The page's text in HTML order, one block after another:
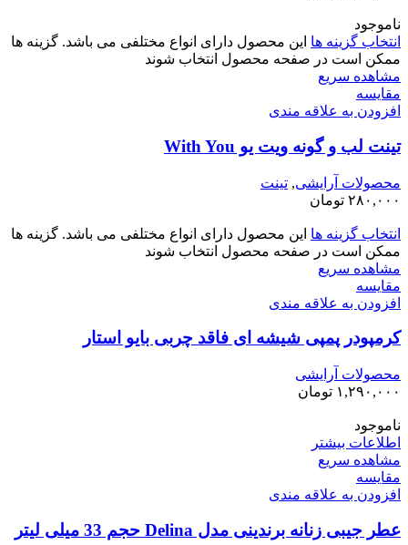
ناموجود
انتخاب گزینه ها این محصول دارای انواع مختلفی می باشد. گزینه ها
ممکن است در صفحه محصول انتخاب شوند
مشاهده سریع
مقایسه
افزودن به علاقه مندی
تینت لب و گونه ویت یو With You
محصولات آرایشی, تینت
۲۸۰,۰۰۰ تومان
انتخاب گزینه ها این محصول دارای انواع مختلفی می باشد. گزینه ها
ممکن است در صفحه محصول انتخاب شوند
مشاهده سریع
مقایسه
افزودن به علاقه مندی
کرمپودر پمپی شیشه ای فاقد چربی بایو استار
محصولات آرایشی
۱,۲۹۰,۰۰۰ تومان
ناموجود
اطلاعات بیشتر
مشاهده سریع
مقایسه
افزودن به علاقه مندی
عطر جیبی زنانه برندینی مدل Delina حجم 33 میلی لیتر